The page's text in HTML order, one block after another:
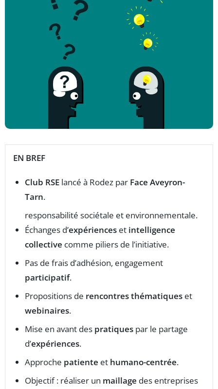
EN BREF
Club RSE lancé à Rodez par Face Aveyron-
Tarn.
responsabilité sociétale et environnementale.
Échanges d’expériences et intelligence
collective comme piliers de l’initiative.
Pas de frais d’adhésion, engagement
participatif.
Propositions de rencontres thématiques et
webinaires.
Mise en avant des pratiques par le partage
d’expériences.
Approche patiente et humano-centrée.
Objectif : réaliser un maillage des entreprises